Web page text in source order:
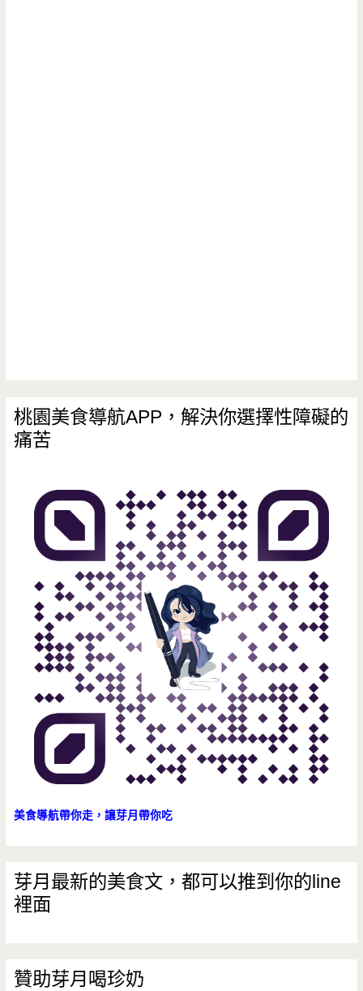
桃園美食導航APP，解決你選擇性障礙的
痛苦
美食導航帶你走，讓芽月帶你吃
芽月最新的美食文，都可以推到你的line
裡面
贊助芽月喝珍奶